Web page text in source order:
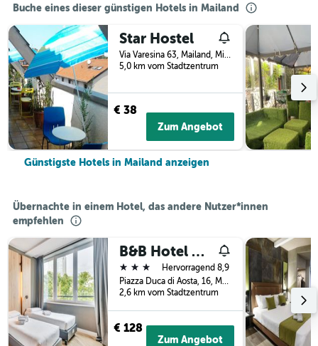
Buche eines dieser günstigen Hotels in Mailand
Star Hostel
Via Varesina 63, Mailand, Milano, Italien
5,0 km vom Stadtzentrum
€ 38
Zum Angebot
Günstigste Hotels in Mailand anzeigen
Übernachte in einem Hotel, das andere Nutzer*innen
empfehlen
B&B Hotel Milano Aosta
3 Sterne
Hervorragend 8,9
Piazza Duca di Aosta, 16, Mailand, Milano, Italien
2,6 km vom Stadtzentrum
€ 128
Zum Angebot